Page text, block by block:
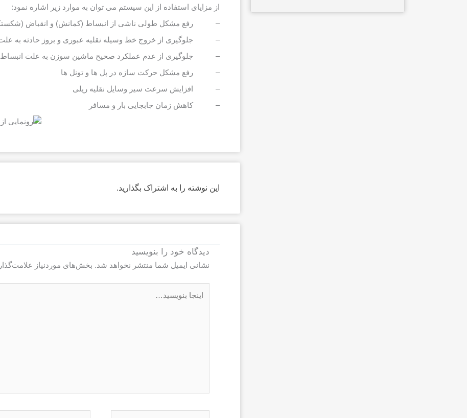
از مزایای استفاده از این سیستم می توان به موارد زیر اشاره نمود:
– رفع مشکل طولی ناشی از انبساط (کمانش) و انقباض
– جلوگیری از خروج خط وسیله نقلیه عبوری و بروز حادثه به
– جلوگیری از عدم عملکرد صحیح ماشین سوزن به علت انبساط
– رفع مشکل حرکت سازه در پل ها و تونل ها
– افزایش سرعت سیر وسایل نقلیه ریلی
– کاهش زمان جابجایی بار و مسافر
این نوشته را به اشتراک بگذارید.
دیدگاه‌ خود را بنویسید
نشانی ایمیل شما منتشر نخواهد شد. بخش‌های موردنیاز
بنویسید…